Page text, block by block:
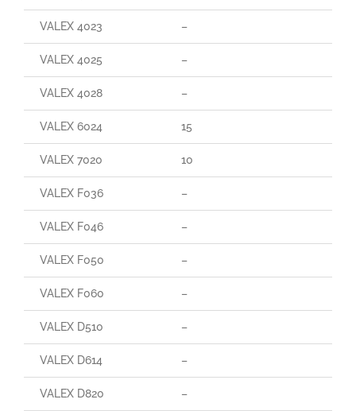
VALEX 4023 –
VALEX 4025 –
VALEX 4028 –
VALEX 6024 15
VALEX 7020 10
VALEX F036 –
VALEX F046 –
VALEX F050 –
VALEX F060 –
VALEX D510 –
VALEX D614 –
VALEX D820 –